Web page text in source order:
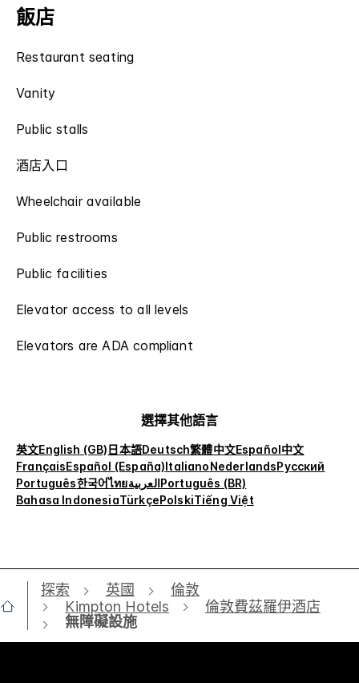
飯店
Restaurant seating
Vanity
Public stalls
酒店入口
Wheelchair available
Public restrooms
Public facilities
Elevator access to all levels
Elevators are ADA compliant
選擇其他語言
英文English (GB)日本語Deutsch繁體中文Español中文
FrançaisEspañol (España)ItalianoNederlandsРусский
Português한국어ไทยالعربيةPortuguês (BR)
Bahasa IndonesiaTürkçePolskiTiếng Việt
探索 英國
倫敦
Kimpton Hotels
倫敦費茲羅伊酒店
無障礙設施